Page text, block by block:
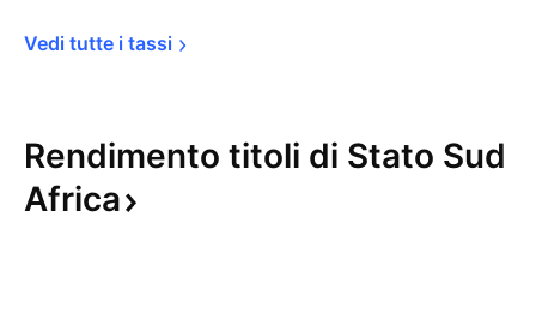
Vedi tutte i tassi
Rendimento titoli di Stato Sud
Africa